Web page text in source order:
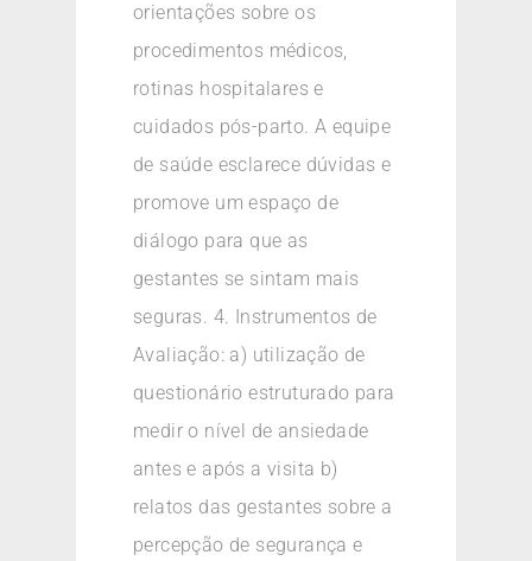
orientações sobre os
procedimentos médicos,
rotinas hospitalares e
cuidados pós-parto. A equipe
de saúde esclarece dúvidas e
promove um espaço de
diálogo para que as
gestantes se sintam mais
seguras. 4. Instrumentos de
Avaliação: a) utilização de
questionário estruturado para
medir o nível de ansiedade
antes e após a visita b)
relatos das gestantes sobre a
percepção de segurança e